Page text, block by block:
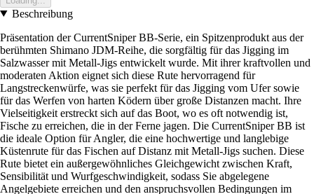
Beschreibung
Präsentation der CurrentSniper BB-Serie, ein Spitzenprodukt aus der
berühmten Shimano JDM-Reihe, die sorgfältig für das Jigging im
Salzwasser mit Metall-Jigs entwickelt wurde. Mit ihrer kraftvollen und
moderaten Aktion eignet sich diese Rute hervorragend für
Langstreckenwürfe, was sie perfekt für das Jigging vom Ufer sowie
für das Werfen von harten Ködern über große Distanzen macht. Ihre
Vielseitigkeit erstreckt sich auf das Boot, wo es oft notwendig ist,
Fische zu erreichen, die in der Ferne jagen. Die CurrentSniper BB ist
die ideale Option für Angler, die eine hochwertige und langlebige
Küstenrute für das Fischen auf Distanz mit Metall-Jigs suchen. Diese
Rute bietet ein außergewöhnliches Gleichgewicht zwischen Kraft,
Sensibilität und Wurfgeschwindigkeit, sodass Sie abgelegene
Angelgebiete erreichen und den anspruchsvollen Bedingungen im